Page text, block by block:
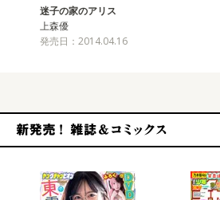
迷子の家のアリス
上森優
発売日：2014.04.16